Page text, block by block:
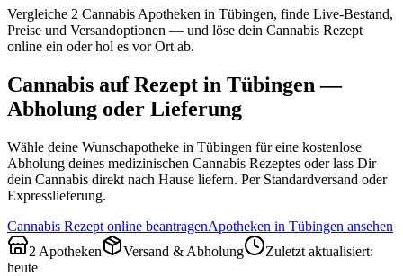
Vergleiche 2 Cannabis Apotheken in Tübingen, finde Live-Bestand,
Preise und Versandoptionen — und löse dein Cannabis Rezept
online ein oder hol es vor Ort ab.
Cannabis auf Rezept in Tübingen —
Abholung oder Lieferung
Wähle deine Wunschapotheke in Tübingen für eine kostenlose
Abholung deines medizinischen Cannabis Rezeptes oder lass Dir
dein Cannabis direkt nach Hause liefern. Per Standardversand oder
Expresslieferung.
Cannabis Rezept online beantragenApotheken in Tübingen ansehen
2 Apotheken Versand & Abholung
Zuletzt aktualisiert:
heute